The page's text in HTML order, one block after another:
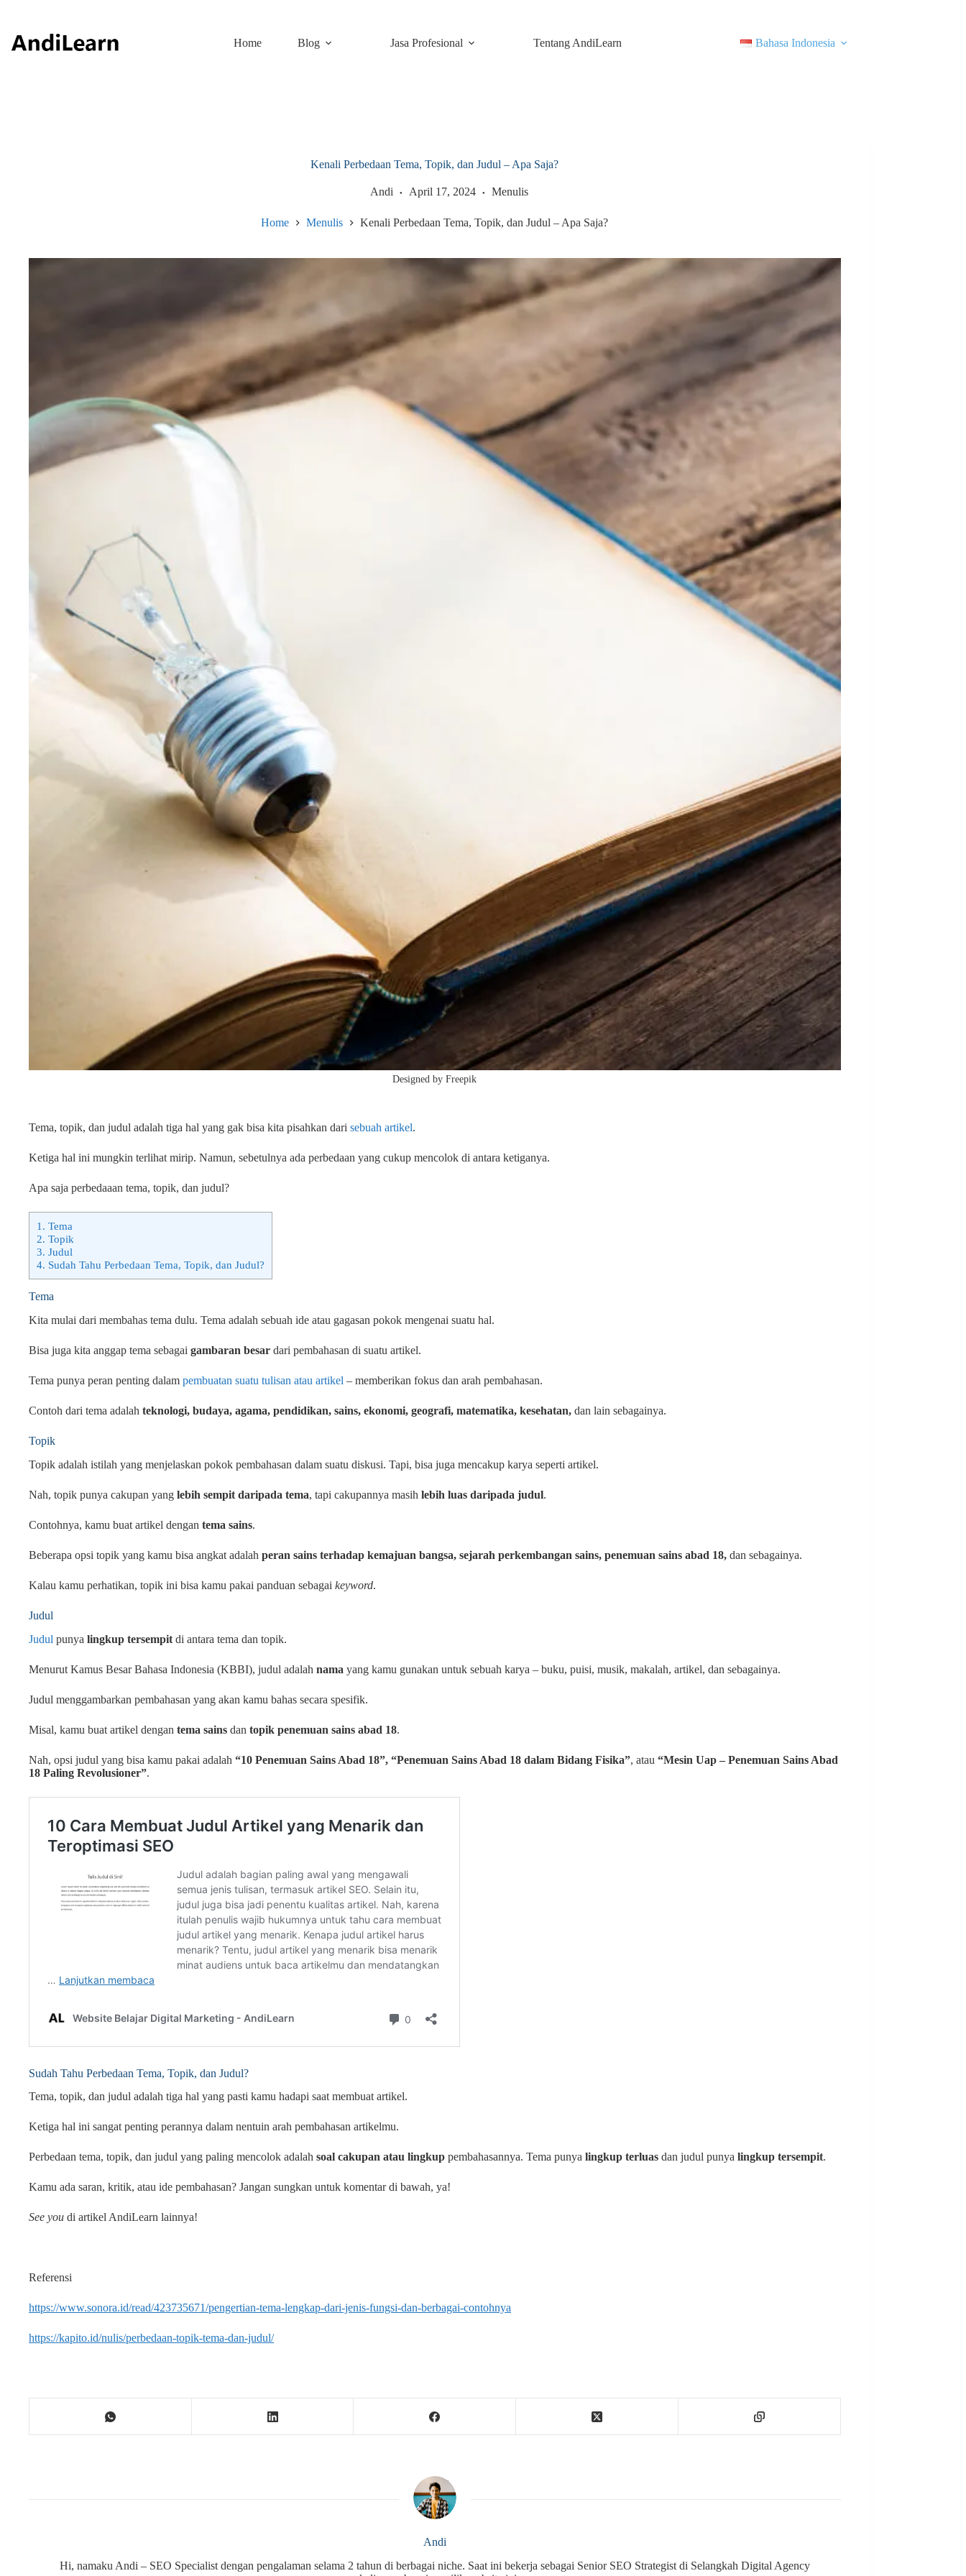
Home
Blog Jasa Profesional Tentang AndiLearn Bahasa Indonesia
Kenali Perbedaan Tema, Topik, dan Judul – Apa Saja?
Andi April 17, 2024 Menulis
Home Menulis Kenali Perbedaan Tema, Topik, dan Judul – Apa Saja?
Designed by Freepik
Tema, topik, dan judul adalah tiga hal yang gak bisa kita pisahkan dari sebuah artikel.
Ketiga hal ini mungkin terlihat mirip. Namun, sebetulnya ada perbedaan yang cukup mencolok di antara ketiganya.
Apa saja perbedaaan tema, topik, dan judul?
1. Tema
2. Topik
3. Judul
4. Sudah Tahu Perbedaan Tema, Topik, dan Judul?
Tema
Kita mulai dari membahas tema dulu. Tema adalah sebuah ide atau gagasan pokok mengenai suatu hal.
Bisa juga kita anggap tema sebagai gambaran besar dari pembahasan di suatu artikel.
Tema punya peran penting dalam pembuatan suatu tulisan atau artikel – memberikan fokus dan arah pembahasan.
Contoh dari tema adalah teknologi, budaya, agama, pendidikan, sains, ekonomi, geografi, matematika, kesehatan, dan lain sebagainya.
Topik
Topik adalah istilah yang menjelaskan pokok pembahasan dalam suatu diskusi. Tapi, bisa juga mencakup karya seperti artikel.
Nah, topik punya cakupan yang lebih sempit daripada tema, tapi cakupannya masih lebih luas daripada judul.
Contohnya, kamu buat artikel dengan tema sains.
Beberapa opsi topik yang kamu bisa angkat adalah peran sains terhadap kemajuan bangsa, sejarah perkembangan sains, penemuan sains abad 18, dan sebagainya.
Kalau kamu perhatikan, topik ini bisa kamu pakai panduan sebagai keyword.
Judul
Judul punya lingkup tersempit di antara tema dan topik.
Menurut Kamus Besar Bahasa Indonesia (KBBI), judul adalah nama yang kamu gunakan untuk sebuah karya – buku, puisi, musik, makalah, artikel, dan sebagainya.
Judul menggambarkan pembahasan yang akan kamu bahas secara spesifik.
Misal, kamu buat artikel dengan tema sains dan topik penemuan sains abad 18.
Nah, opsi judul yang bisa kamu pakai adalah “10 Penemuan Sains Abad 18”, “Penemuan Sains Abad 18 dalam Bidang Fisika”, atau “Mesin Uap – Penemuan Sains Abad
18 Paling Revolusioner”.
Sudah Tahu Perbedaan Tema, Topik, dan Judul?
Tema, topik, dan judul adalah tiga hal yang pasti kamu hadapi saat membuat artikel.
Ketiga hal ini sangat penting perannya dalam nentuin arah pembahasan artikelmu.
Perbedaan tema, topik, dan judul yang paling mencolok adalah soal cakupan atau lingkup pembahasannya. Tema punya lingkup terluas dan judul punya lingkup tersempit.
Kamu ada saran, kritik, atau ide pembahasan? Jangan sungkan untuk komentar di bawah, ya!
See you di artikel AndiLearn lainnya!
Referensi
https://www.sonora.id/read/423735671/pengertian-tema-lengkap-dari-jenis-fungsi-dan-berbagai-contohnya
https://kapito.id/nulis/perbedaan-topik-tema-dan-judul/
Andi
Hi, namaku Andi – SEO Specialist dengan pengalaman selama 2 tahun di berbagai niche. Saat ini bekerja sebagai Senior SEO Strategist di Selangkah Digital Agency